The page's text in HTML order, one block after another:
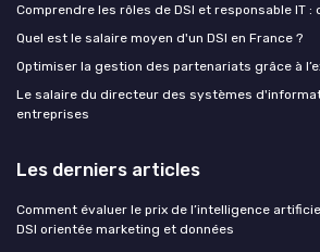
Comprendre les rôles de DSI et responsable IT
Quel est le salaire moyen d'un DSI en France ?
Optimiser la gestion des partenariats grâce à
Le salaire du directeur des systèmes
entreprises
Les derniers articles
Comment évaluer le prix de l’intelligence
DSI orientée marketing et données